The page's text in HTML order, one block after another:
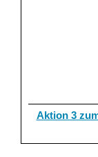
Aktion 3